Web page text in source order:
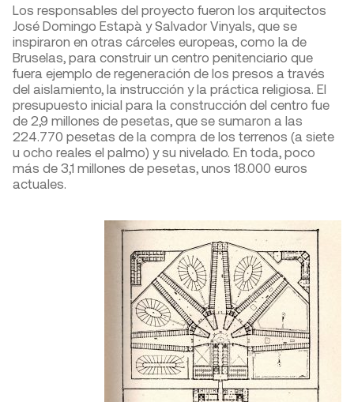
Los responsables del proyecto fueron los arquitectos
José Domingo Estapà y Salvador Vinyals, que se
inspiraron en otras cárceles europeas, como la de
Bruselas, para construir un centro penitenciario que
fuera ejemplo de regeneración de los presos a través
del aislamiento, la instrucción y la práctica religiosa. El
presupuesto inicial para la construcción del centro fue
de 2,9 millones de pesetas, que se sumaron a las
224.770 pesetas de la compra de los terrenos (a siete
u ocho reales el palmo) y su nivelado. En toda, poco
más de 3,1 millones de pesetas, unos 18.000 euros
actuales.